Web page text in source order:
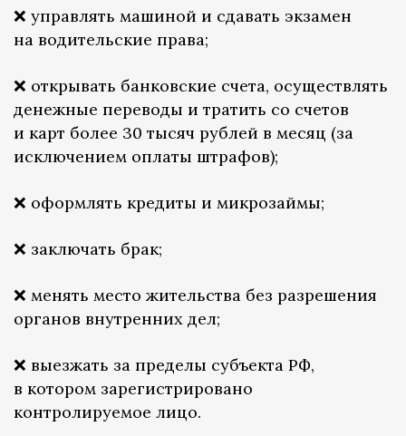
❌ управлять машиной и сдавать экзамен
на водительские права;
❌ открывать банковские счета, осуществлять
денежные переводы и тратить со счетов
и карт более 30 тысяч рублей в месяц (за
исключением оплаты штрафов);
❌ оформлять кредиты и микрозаймы;
❌ заключать брак;
❌ менять место жительства без разрешения
органов внутренних дел;
❌ выезжать за пределы субъекта РФ,
в котором зарегистрировано
контролируемое лицо.